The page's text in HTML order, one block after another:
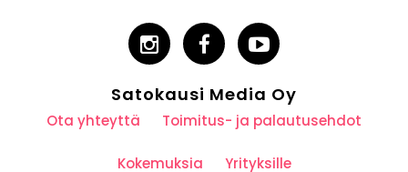
Satokausi Media Oy
Ota yhteyttä Toimitus- ja palautusehdot
Kokemuksia Yrityksille